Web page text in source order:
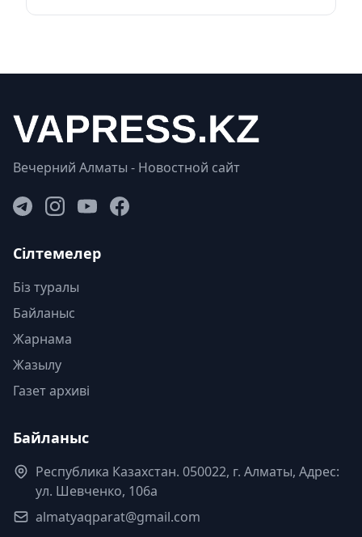
Вечерний Алматы - Новостной сайт
Сілтемелер
Біз туралы
Байланыс
Жарнама
Жазылу
Газет архиві
Байланыс
Республика Казахстан. 050022, г. Алматы, Адрес:
ул. Шевченко, 106а
almatyaqparat@gmail.com